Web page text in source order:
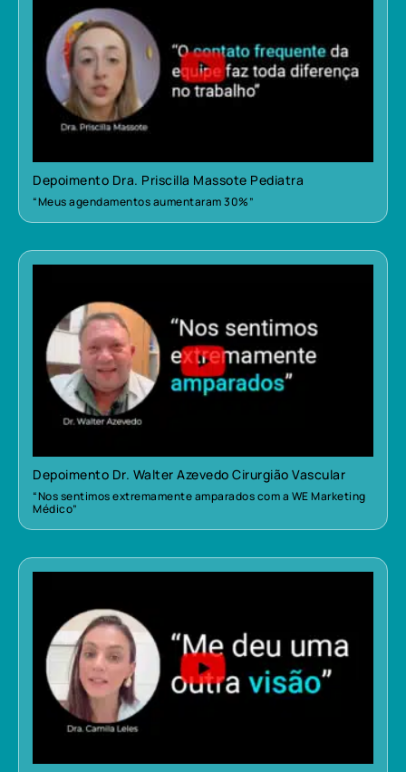
Depoimento Dra. Priscilla Massote Pediatra
“Meus agendamentos aumentaram 30%”
Depoimento Dr. Walter Azevedo Cirurgião Vascular
“Nos sentimos extremamente amparados com a WE Marketing
Médico”